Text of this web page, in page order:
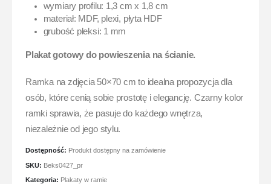
wymiary profilu: 1,3 cm x 1,8 cm
materiał: MDF, plexi, płyta HDF
grubość pleksi: 1 mm
Plakat gotowy do powieszenia na ścianie.
Ramka na zdjęcia 50×70 cm to idealna propozycja dla
osób, które cenią sobie prostotę i elegancję. Czarny kolor
ramki sprawia, że pasuje do każdego wnętrza,
niezależnie od jego stylu.
Dostępność: Produkt dostępny na zamówienie
SKU: Beks0427_pr
Kategoria: Plakaty w ramie